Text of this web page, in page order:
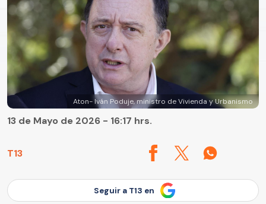
Aton- Iván Poduje, ministro de Vivienda y Urbanismo
T13
13 de Mayo de 2026 - 16:17 hrs.
Seguir a T13 en